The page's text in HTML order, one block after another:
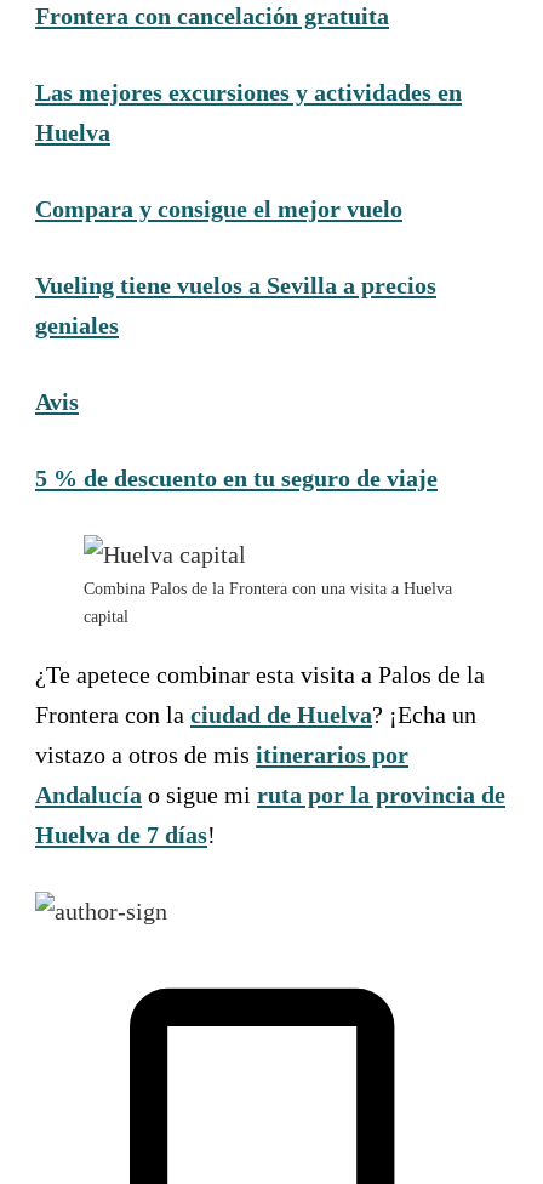
Frontera con cancelación gratuita
Las mejores excursiones y actividades en
Huelva
Compara y consigue el mejor vuelo
Vueling tiene vuelos a Sevilla a precios
geniales
Avis
5 % de descuento en tu seguro de viaje
Combina Palos de la Frontera con una visita a Huelva
capital
¿Te apetece combinar esta visita a Palos de la
Frontera con la ciudad de Huelva? ¡Echa un
vistazo a otros de mis itinerarios por
Andalucía o sigue mi ruta por la provincia de
Huelva de 7 días!